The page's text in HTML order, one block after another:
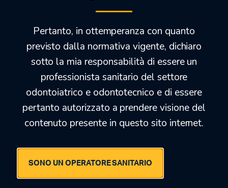
a partire da:
-42%
Pertanto, in ottemperanza con quanto
previsto dalla normativa vigente, dichiaro
sotto la mia responsabilità di essere un
professionista sanitario del settore
odontoiatrico e odontotecnico e di essere
pertanto autorizzato a prendere visione del
contenuto presente in questo sito internet.
SONO UN OPERATORE SANITARIO